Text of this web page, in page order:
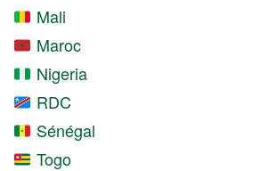
Mali
Maroc
Nigeria
RDC
Sénégal
Togo